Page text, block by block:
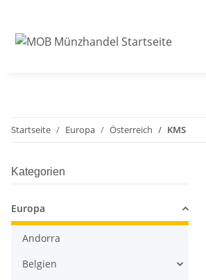
Startseite Europa Österreich KMS
Kategorien
Europa
Andorra
Belgien